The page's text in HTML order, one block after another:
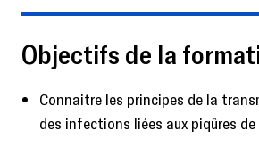
Objectifs de la
Connaitre les principes de la
des infections liées aux piqûres